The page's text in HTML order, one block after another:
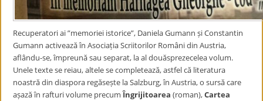
Recuperatori ai ”memoriei istorice”, Daniela Gumann și Constantin
Gumann activează în Asociația Scriitorilor Români din Austria,
aflându-se, împreună sau separat, la al douăsprezecelea volum.
Unele texte se reiau, altele se completează, astfel că literatura
noastră din diaspora regăsește la Salzburg, în Austria, o sursă care
așază în rafturi volume precumÎngrijitoarea (roman),Cartea